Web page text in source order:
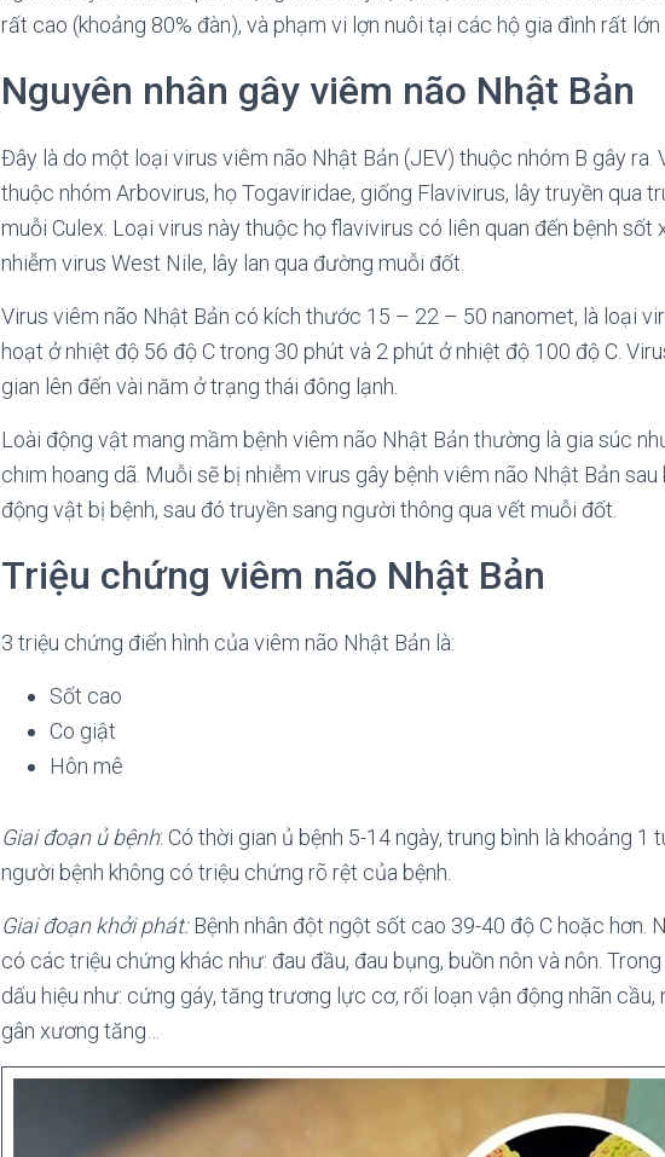
rất cao (khoảng 80% đàn), và phạm vi lợn nuôi tại các hộ gia đình rất
Nguyên nhân gây viêm não Nhật Bản
Đây là do một loại virus viêm não Nhật Bản (JEV) thuộc nhóm B gây ra.
thuộc nhóm Arbovirus, họ Togaviridae, giống Flavivirus, lây truyền qua
muỗi Culex. Loại virus này thuộc họ flavivirus có liên quan đến bệnh sốt
nhiễm virus West Nile, lây lan qua đường muỗi đốt.
Virus viêm não Nhật Bản có kích thước 15 – 22 – 50 nanomet, là loại
hoạt ở nhiệt độ 56 độ C trong 30 phút và 2 phút ở nhiệt độ 100 độ C.
gian lên đến vài năm ở trạng thái đông lạnh.
Loài động vật mang mầm bệnh viêm não Nhật Bản thường là gia súc
chim hoang dã. Muỗi sẽ bị nhiễm virus gây bệnh viêm não Nhật Bản
động vật bị bệnh, sau đó truyền sang người thông qua vết muỗi đốt.
Triệu chứng viêm não Nhật Bản
3 triệu chứng điển hình của viêm não Nhật Bản là:
Sốt cao
Co giật
Hôn mê
Giai đoạn ủ bệnh: Có thời gian ủ bệnh 5-14 ngày, trung bình là khoảng 1
người bệnh không có triệu chứng rõ rệt của bệnh.
Giai đoạn khởi phát:Bệnh nhân đột ngột sốt cao 39-40 độ C hoặc hơn.
có các triệu chứng khác như: đau đầu, đau bụng, buồn nôn và nôn.
dấu hiệu như: cứng gáy, tăng trương lực cơ, rối loạn vận động nhãn
gân xương tăng…